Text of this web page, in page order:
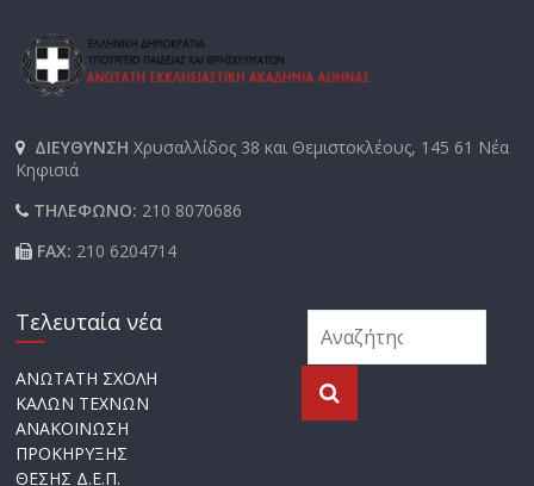
ΔΙΕΥΘΥΝΣΗΧρυσαλλίδος 38 και Θεμιστοκλέους, 145 61 Νέα
Κηφισιά
ΤΗΛΕΦΩΝΟ: 210 8070686
FAX: 210 6204714
Τελευταία νέα
ΑΝΩΤΑΤΗ ΣΧΟΛΗ
ΚΑΛΩΝ ΤΕΧΝΩΝ
ΑΝΑΚΟΙΝΩΣΗ
ΠΡΟΚΗΡΥΞΗΣ
ΘΕΣΗΣ Δ.Ε.Π.